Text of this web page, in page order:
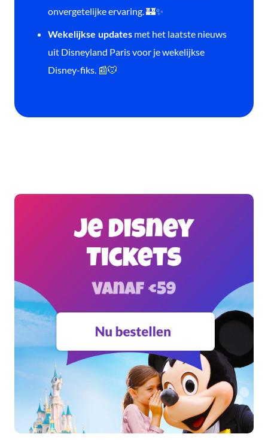
onvergetelijke ervaring. 🏰✨
Wekelijkse updates met het laatste nieuws
uit Disneyland Paris voor je wekelijkse
Disney-fiks. 📰🐭